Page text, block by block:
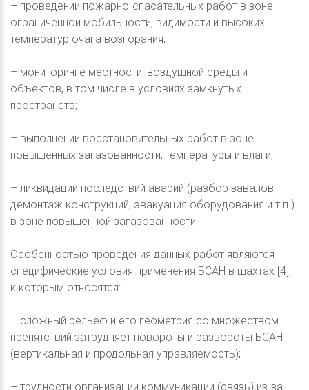
– проведении пожарно-спасательных работ в зоне
ограниченной мобильности, видимости и высоких
температур очага возгорания;
– мониторинге местности, воздушной среды и
объектов, в том числе в условиях замкнутых
пространств;
– выполнении восстановительных работ в зоне
повышенных загазованности, температуры и влаги;
– ликвидации последствий аварий (разбор завалов,
демонтаж конструкций, эвакуация оборудования и т.п.)
в зоне повышенной загазованности.
Особенностью проведения данных работ являются
специфические условия применения БСАН в шахтах [4],
к которым относятся:
– сложный рельеф и его геометрия со множеством
препятствий затрудняет повороты и развороты БСАН
(вертикальная и продольная управляемость);
– трудности организации коммуникации (связь) из-за